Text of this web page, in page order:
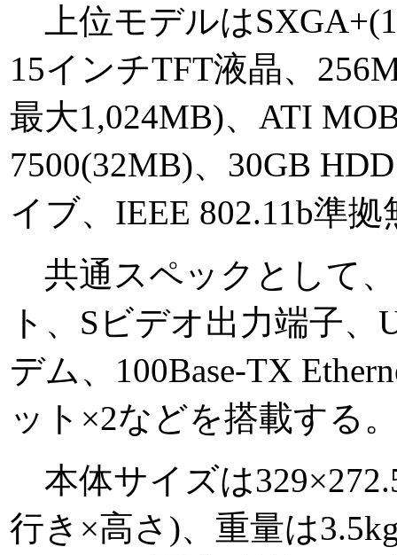
上位モデルは
15インチTFT液晶、
最大1,024MB)、ATI
7500(32MB)、30GB
イブ、IEEE 802.11b準
共通スペックとして
ト、Sビデオ出力端子、
デム、100Base-TX
ット×2などを搭載する
本体サイズは
行き×高さ)、重量は